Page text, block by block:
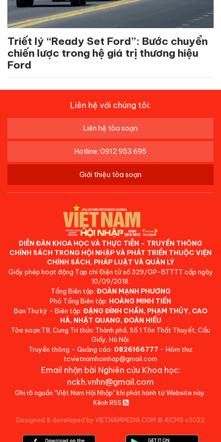
Triết lý “Ready Set Ford”: Bước chuyển
chiến lược trong hệ giá trị thương hiệu
Ford
Liên hệ với chúng tôi:
Liên hệ tòa soạn
Hotline: 0912 953 695
Giới thiệu tòa soạn
DIỄN ĐÀN KHOA HỌC VÀ THỰC TIỄN - TRUYỀN THÔNG
CHÍNH SÁCH TRONG HỘI NHẬP VÀ PHÁT TRIỂN THUỘC VIỆN
CHÍNH SÁCH, PHÁP LUẬT VÀ QUẢN LÝ
Giấy phép hoạt động Tạp chí Điện tử số 329/GP-BTTTT cấp ngày
10/09/2018.
Tổng Biên tập: ĐOÀN MẠNH PHƯƠNG
Phó Tổng Biên tập: HOÀNG MINH TIẾN
Ban Thư ký - Biên tập: ĐẶNG ĐÌNH CHẤN, PHẠM THỦY, CAO
HÀ, NHẬT QUANG, ĐOÀN HIẾU
Tòa soạn:T8, Cung Trí thức Thành phố, Số 1 Tôn Thất Thuyết, Cầu
Giấy, Hà Nội.
Truyền thông - Quảng cáo: 0826166777 - Hòm thư:
tcvietnamhoinhap@gmail.com
Email nhận bài Nghiên cứu Khoa học:
nckh.vnhn@gmail.com
Ghi rõ nguồn "Việt Nam Hội Nhập" khi phát hành từ Website này.
Kênh RSS
Designed & developed by VIETNAMPEDIA.COM © AICMS v2022